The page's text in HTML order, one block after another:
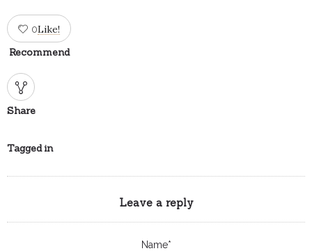
0Like!
Recommend
Share
Tagged in
Leave a reply
Name*